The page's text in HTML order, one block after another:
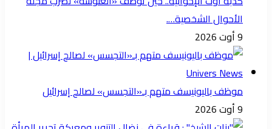
الأحوال الشخصية….
9 أوت 2026
موظف باليونيسف متهم بـ«التجسس» لصالح إسرائيل
9 أوت 2026